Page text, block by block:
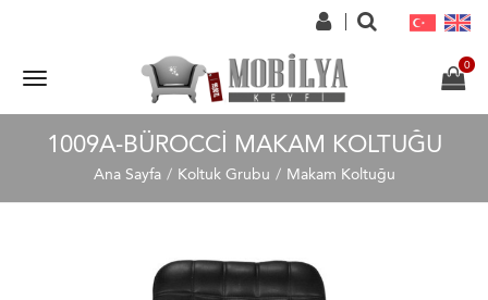
1009A-BÜROCCI MAKAM KOLTUĞU
Ana Sayfa Koltuk Grubu Makam Koltuğu